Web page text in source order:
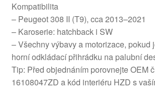
Kompatibilita
– Peugeot 308 II (T9), cca 2013–2021
– Karoserie: hatchback i SW
– Všechny výbavy a motorizace, pokud
horní odkládací přihrádku na palubní
Tip: Před objednáním porovnejte OEM
16108047ZD a kód interiéru HZD s